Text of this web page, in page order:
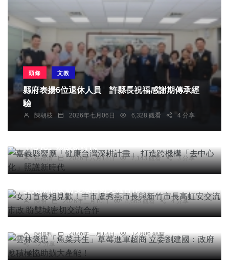
頭條 文教
縣府表揚6位退休人員 許縣長祝福感謝期傳承經
驗
陳朝枝 2026年七月06日 6,328 觀看 4 分享
綜合新聞 健康
嘉義縣響應「健康台灣深耕計畫」 打造跨機構「去
任禮清 2026年六月18日 7,143 觀看 3 分享
頭條 綜合新聞
女力首長相見歡！中市盧秀燕市長與新竹市長高虹
陳明 2026年三月10日 8,665 觀看 4 分享
綜合新聞
雲林褒忠「魚菜共生」草莓進軍超商 立委劉建國：
陳信利 2026年二月13日
12,806 觀看
12 分享